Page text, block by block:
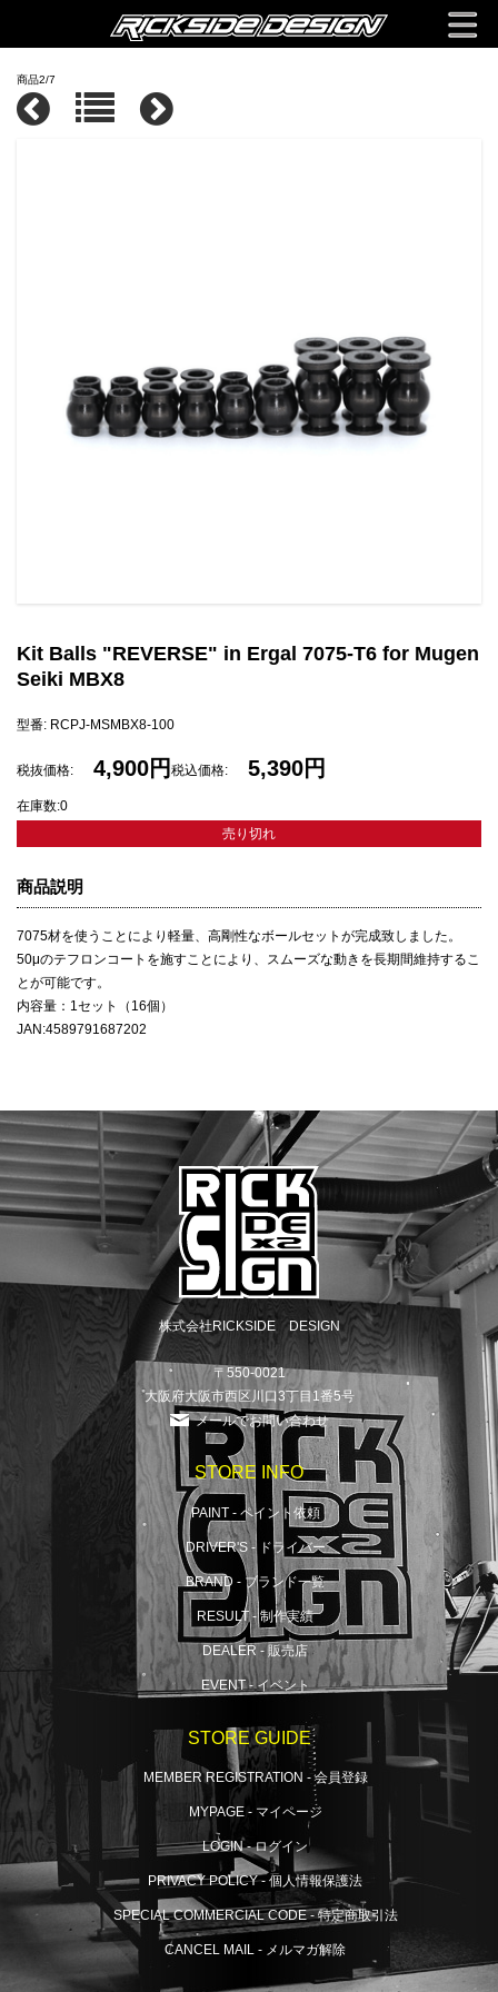
商品2/7
Kit Balls "REVERSE" in Ergal 7075-T6 for Mugen
Seiki MBX8
型番: RCPJ-MSMBX8-100
税抜価格: 4,900円 税込価格: 5,390円
在庫数:0
売り切れ
商品説明
7075材を使うことにより軽量、高剛性なボールセットが完成致しました。
50μのテフロンコートを施すことにより、スムーズな動きを長期間維持するこ
とが可能です。
内容量：1セット（16個）
JAN:4589791687202
株式会社RICKSIDE DESIGN
〒550-0021
大阪府大阪市西区川口3丁目1番5号
メールでお問い合わせ
STORE INFO
PAINT - ペイント依頼
DRIVER'S - ドライバー
BRAND - ブランド一覧
RESULT - 制作実績
DEALER - 販売店
EVENT - イベント
STORE GUIDE
MEMBER REGISTRATION - 会員登録
MYPAGE - マイページ
LOGIN - ログイン
PRIVACY POLICY - 個人情報保護法
SPECIAL COMMERCIAL CODE - 特定商取引法
CANCEL MAIL - メルマガ解除